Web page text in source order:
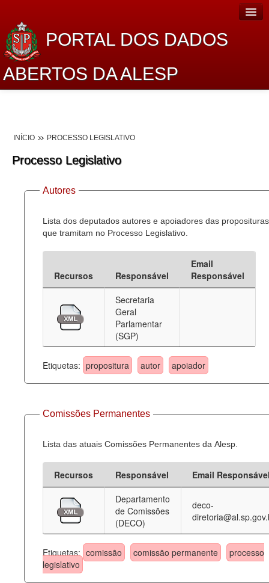
PORTAL DOS DADOS
ABERTOS DA ALESP
Lei de Acesso à Informação
Dados Governamentais Abertos
Planejamento
Catálogo de dados
Deputados Estaduais
Administração
Agenda
Perguntas frequentes
Contato
INÍCIO PROCESSO LEGISLATIVO
Processo Legislativo
Autores
Lista dos deputados autores e apoiadores das proposituras
que tramitam no Processo Legislativo.
Recursos Responsável
Email
Responsável
Secretaria
Geral
Parlamentar
(SGP)
Etiquetas: propositura autor apoiador
Comissões Permanentes
Lista das atuais Comissões Permanentes da Alesp.
Recursos Responsável
Email
Departamento
de Comissões
(DECO)
deco-
Etiquetas: comissão comissão permanente
processo
legislativo